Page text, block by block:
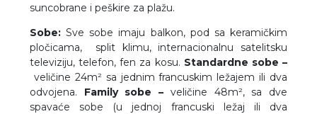
suncobrane i peškire za plažu.
Sobe: Sve sobe imaju balkon, pod sa keramičkim
pločicama, split klimu, internacionalnu satelitsku
televiziju, telefon, fen za kosu. Standardne sobe –
veličine 24m² sa jednim francuskim ležajem ili dva
odvojena. Family sobe – veličine 48m², sa dve
spavaće sobe (u jednoj francuski ležaj ili dva